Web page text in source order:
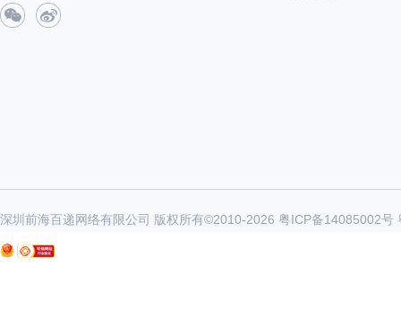
深圳前海百递网络有限公司 版权所有©2010-2026 粤ICP备14085002号